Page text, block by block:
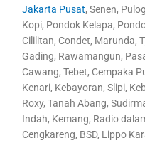
Jakarta Pusat, Senen,
Kopi, Pondok Kelapa,
Cililitan, Condet, Marunda,
Gading, Rawamangun,
Cawang, Tebet, Cempaka
Kenari, Kebayoran, Slipi,
Roxy, Tanah Abang,
Indah, Kemang, Radio
Cengkareng, BSD, Lippo